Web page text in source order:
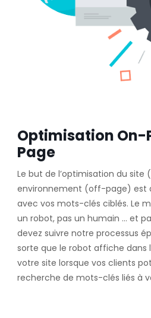
Optimisation On-
Page
Le but de l’optimisation du
environnement (off-page) est
avec vos mots-clés ciblés. Le
un robot, pas un humain … et
devez suivre notre processus
sorte que le robot affiche dans
votre site lorsque vos clients
recherche de mots-clés liés à